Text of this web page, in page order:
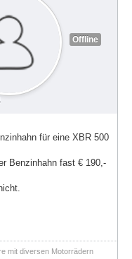
Offline
für eine XBR 500
Benzinhahn fast € 190,-
mit diversen Motorrädern